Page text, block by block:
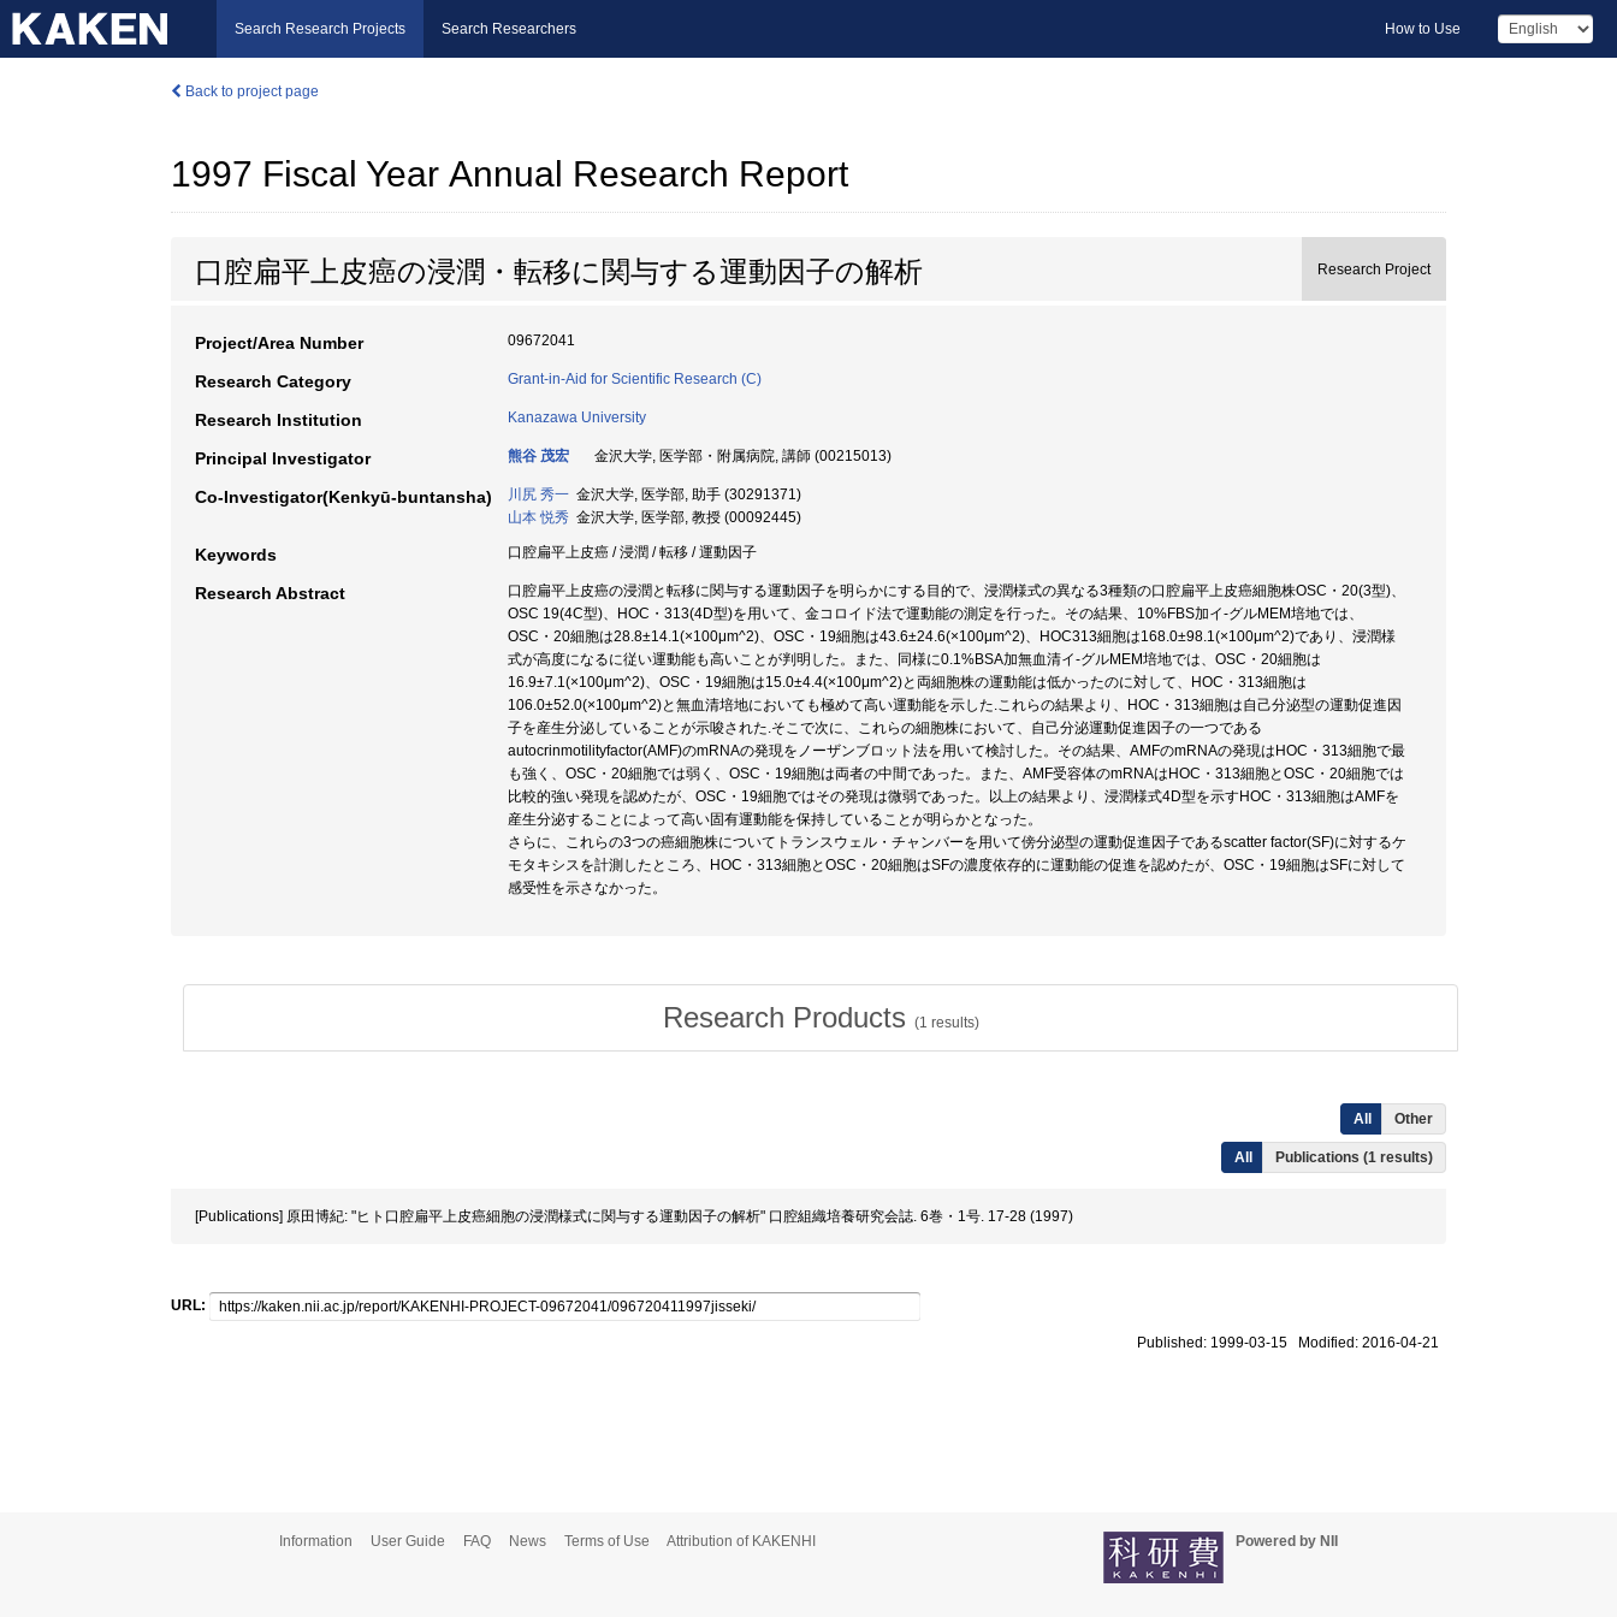
Search Research Projects Search Researchers How to Use
Back to project page
1997 Fiscal Year Annual Research Report
口腔扁平上皮癌の浸潤・転移に関与する運動因子の解析 Research Project
Project/Area Number 09672041
Research Category Grant-in-Aid for Scientific Research (C)
Research Institution Kanazawa University
Principal Investigator 熊谷 茂宏 金沢大学, 医学部・附属病院, 講師 (00215013)
Co-Investigator(Kenkyū-buntansha) 川尻 秀一 金沢大学, 医学部, 助手 (30291371)
山本 悦秀 金沢大学, 医学部, 教授 (00092445)
Keywords 口腔扁平上皮癌 / 浸潤 / 転移 / 運動因子
Research Abstract
口腔扁平上皮癌の浸潤と転移に関与する運動因子を明らかにする目的で、浸潤様式の異なる3種類の口腔扁平上皮癌細胞株OSC・20(3型)、
OSC 19(4C型)、HOC・313(4D型)を用いて、金コロイド法で運動能の測定を行った。その結果、10%FBS加イ-グルMEM培地では、
OSC・20細胞は28.8±14.1(×100μm^2)、OSC・19細胞は43.6±24.6(×100μm^2)、HOC313細胞は168.0±98.1(×100μm^2)であり、浸潤様
式が高度になるに従い運動能も高いことが判明した。また、同様に0.1%BSA加無血清イ-グルMEM培地では、OSC・20細胞は
16.9±7.1(×100μm^2)、OSC・19細胞は15.0±4.4(×100μm^2)と両細胞株の運動能は低かったのに対して、HOC・313細胞は
106.0±52.0(×100μm^2)と無血清培地においても極めて高い運動能を示した.これらの結果より、HOC・313細胞は自己分泌型の運動促進因
子を産生分泌していることが示唆された.そこで次に、これらの細胞株において、自己分泌運動促進因子の一つである
autocrinmotilityfactor(AMF)のmRNAの発現をノーザンブロット法を用いて検討した。その結果、AMFのmRNAの発現はHOC・313細胞で最
も強く、OSC・20細胞では弱く、OSC・19細胞は両者の中間であった。また、AMF受容体のmRNAはHOC・313細胞とOSC・20細胞では
比較的強い発現を認めたが、OSC・19細胞ではその発現は微弱であった。以上の結果より、浸潤様式4D型を示すHOC・313細胞はAMFを
産生分泌することによって高い固有運動能を保持していることが明らかとなった。
さらに、これらの3つの癌細胞株についてトランスウェル・チャンバーを用いて傍分泌型の運動促進因子であるscatter factor(SF)に対するケ
モタキシスを計測したところ、HOC・313細胞とOSC・20細胞はSFの濃度依存的に運動能の促進を認めたが、OSC・19細胞はSFに対して
感受性を示さなかった。
Research Products (1 results)
All Other
All Publications (1 results)
[Publications] 原田博紀: "ヒト口腔扁平上皮癌細胞の浸潤様式に関与する運動因子の解析" 口腔組織培養研究会誌. 6巻・1号. 17-28 (1997)
URL:
Published: 1999-03-15 Modified: 2016-04-21
Information User Guide FAQ News Terms of Use Attribution of KAKENHI Powered by NII